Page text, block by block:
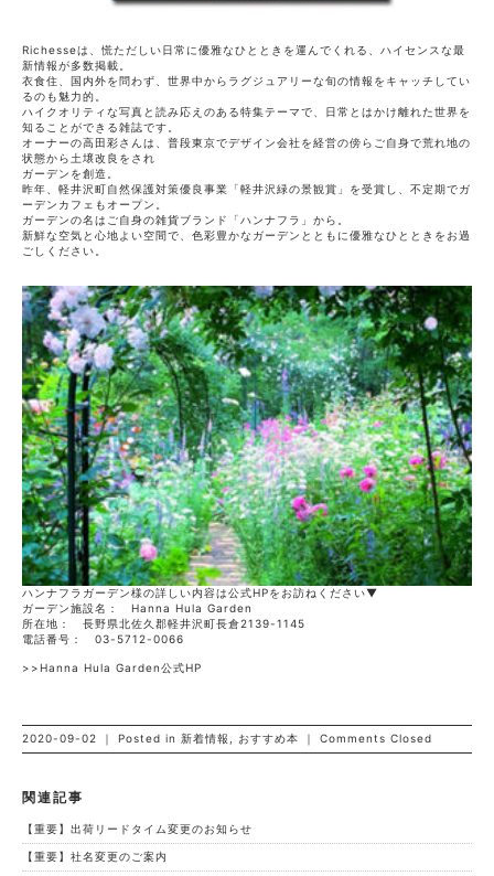
Richesseは、慌ただしい日常に優雅なひとときを運んでくれる、ハイセンスな最
新情報が多数掲載。
衣食住、国内外を問わず、世界中からラグジュアリーな旬の情報をキャッチしてい
るのも魅力的。
ハイクオリティな写真と読み応えのある特集テーマで、日常とはかけ離れた世界を
知ることができる雑誌です。
オーナーの高田彩さんは、普段東京でデザイン会社を経営の傍らご自身で荒れ地の
状態から土壌改良をされ
ガーデンを創造。
昨年、軽井沢町自然保護対策優良事業「軽井沢緑の景観賞」を受賞し、不定期でガ
ーデンカフェもオープン。
ガーデンの名はご自身の雑貨ブランド「ハンナフラ」から。
新鮮な空気と心地よい空間で、色彩豊かなガーデンとともに優雅なひとときをお過
ごしください。
ハンナフラガーデン様の詳しい内容は公式HPをお訪ねください▼
ガーデン施設名： Hanna Hula Garden
所在地： 長野県北佐久郡軽井沢町長倉2139-1145
電話番号： 03-5712-0066
>>Hanna Hula Garden公式HP
2020-09-02 ｜ Posted in 新着情報 おすすめ本 ｜ Comments Closed
関連記事
【重要】出荷リードタイム変更のお知らせ
【重要】社名変更のご案内